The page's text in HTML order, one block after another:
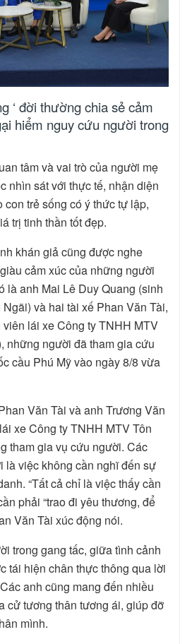
‘ đời thường chia sẻ cảm
hiểm nguy cứu người trong
tâm và vai trò của người mẹ
nhìn sát với thực tế, nhận diện
trẻ sống có ý thức tự lập,
trị tinh thần tốt đẹp.
khán giả cũng được nghe
cảm xúc của những người
là anh Mai Lê Duy Quang (sinh
và hai tài xế Phan Văn Tài,
lái xe Công ty TNHH MTV
những người đã tham gia cứu
cầu Phú Mỹ vào ngày 8/8 vừa
Văn Tài và anh Trương Văn
xe Công ty TNHH MTV Tôn
tham gia vụ cứu người. Các
là việc không cần nghĩ đến sự
“Tất cả chỉ là việc thấy cần
phải “trao đi yêu thương, để
Văn Tài xúc động nói.
trong gang tấc, giữa tình cảnh
tái hiện chân thực thông qua lời
anh cũng mang đến nhiều
cử tương thân tương ái, giúp đỡ
mình.